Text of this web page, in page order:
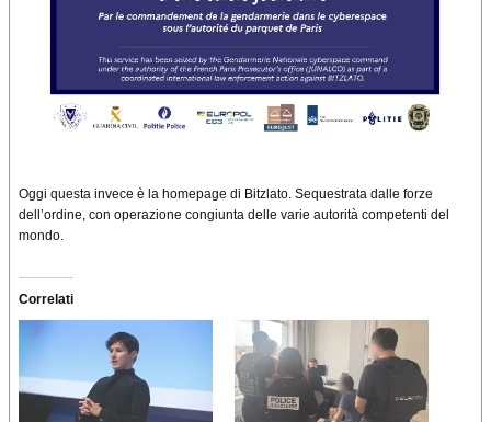
Oggi questa invece è la homepage di Bitzlato. Sequestrata dalle forze
dell’ordine, con operazione congiunta delle varie autorità competenti del
mondo.
Correlati